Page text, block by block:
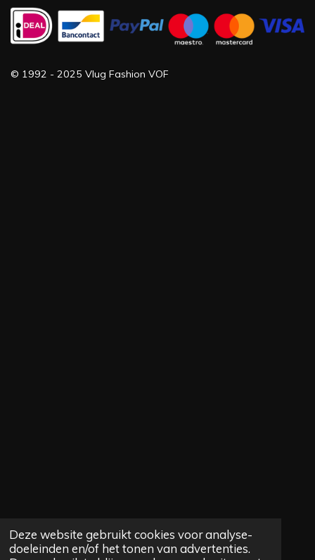
Deze website gebruikt cookies voor analyse-
doeleinden en/of het tonen van advertenties.
© 1992 - 2025 Vlug Fashion VOF